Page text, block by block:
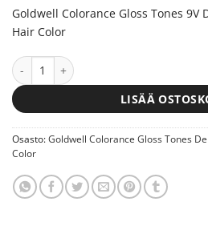
Goldwell Colorance Gloss Tones
Hair Color
Goldwell Colorance Gloss Tones 9V
LISÄÄ
Osasto: Goldwell Colorance Gloss Tones
Color